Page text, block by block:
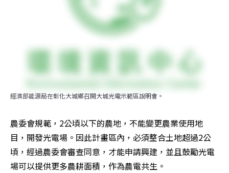
經濟部能源局在彰化大城鄉召開大城光電示範區說明會。
農委會規範，2公頃以下的農地，不能變更農業使用地
目，開發光電場。因此計畫區內，必須整合土地超過2公
頃，經過農委會審查同意，才能申請興建，並且鼓勵光電
場可以提供更多農耕面積，作為農電共生。